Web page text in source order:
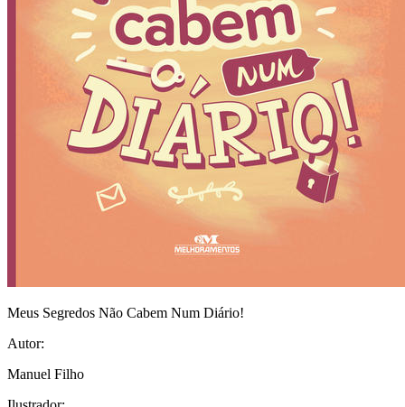
Meus Segredos Não Cabem Num Diário!
Autor:
Manuel Filho